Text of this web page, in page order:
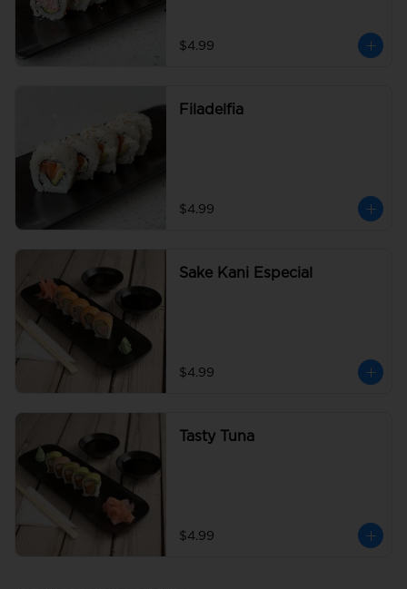
$4.99
Filadelfia
$4.99
Sake Kani Especial
$4.99
Tasty Tuna
$4.99